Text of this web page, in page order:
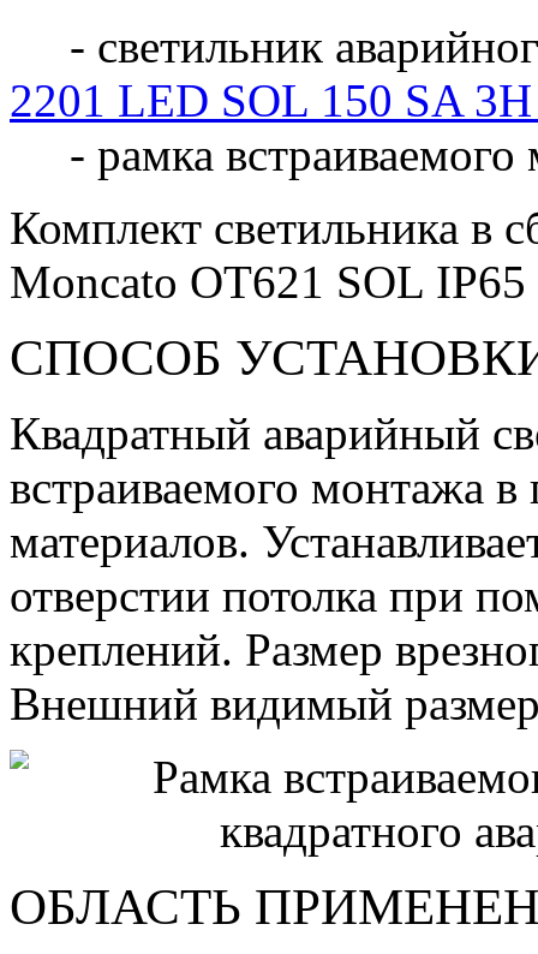
- светильник
2201 LED SOL 150 SA
- рамка
Комплект светильника в
Moncato OT621 SOL
СПОСОБ
Квадратный аварийный
встраиваемого монтажа
материалов.
отверстии потолка при
креплений. Размер
Внешний видимый
ОБЛАСТЬ